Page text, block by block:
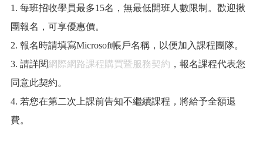
1. 每班招收學員最多15名，無最低開班人數限制。歡迎揪
團報名，可享優惠價。
2. 報名時請填寫Microsoft帳戶名稱，以便加入課程團隊。
3. 請詳閱網際網路課程購買暨服務契約 ，報名課程代表您
同意此契約。
4. 若您在第二次上課前告知不繼續課程，將給予全額退
費。